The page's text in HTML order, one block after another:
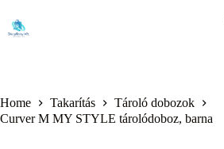
content
Home Takarítás
Tároló dobozok
Curver M MY STYLE tárolódoboz, barna